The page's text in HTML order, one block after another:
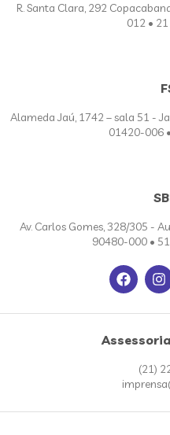
R. Santa Clara, 292
012 •
Alameda Jaú, 1742 – sala 51 -
01420-006
Av. Carlos Gomes, 328/305 -
90480-000 •
(21)